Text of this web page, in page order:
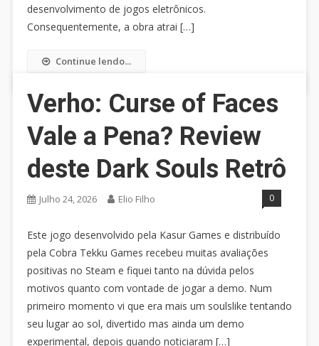
desenvolvimento de jogos eletrônicos.
Consequentemente, a obra atrai […]
Continue lendo...
Verho: Curse of Faces
Vale a Pena? Review
deste Dark Souls Retrô
Julho 24, 2026 Elio Filho 0
Este jogo desenvolvido pela Kasur Games e distribuído
pela Cobra Tekku Games recebeu muitas avaliações
positivas no Steam e fiquei tanto na dúvida pelos
motivos quanto com vontade de jogar a demo. Num
primeiro momento vi que era mais um soulslike tentando
seu lugar ao sol, divertido mas ainda um demo
experimental, depois quando noticiaram […]